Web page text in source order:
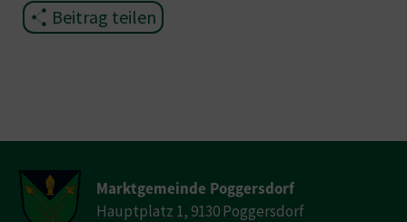
Beitrag teilen
Marktgemeinde Poggersdorf
Hauptplatz 1, 9130 Poggersdorf